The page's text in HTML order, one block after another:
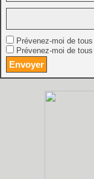
Prévenez-moi de
Prévenez-moi de